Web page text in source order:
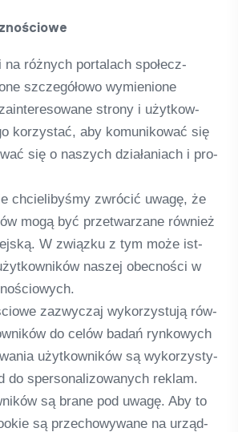
na różnych por­tal­ach społecz­
szc­ze­gółowo wymi­en­ione
strony i użyt­kow­
kor­zystać, aby komu­ni­ko­wać się
się o nas­zych działa­niach i pro­
chcie­li­by­śmy zwrócić uwagę, że
mogą być przet­warzane rów­nież
W związku z tym może ist­
nas­zej obe­c­ności w
zazwy­c­zaj wykor­zys­tują rów­
do celów badań ryn­kowych
użyt­kow­ni­ków są wykor­zy­sty­
do sper­so­na­lizowanych reklam.
są brane pod uwagę. Aby to
są prz­echo­wy­wane na urząd­